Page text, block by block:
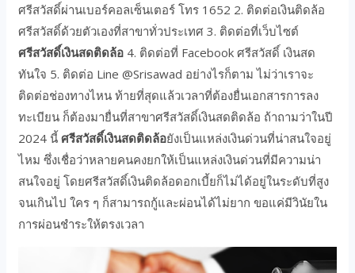
ศรีสวัสดิ์ผ่านเบอร์คอลเซ็นเตอร์ โทร 1652 2. ติดต่อเงินติดล้อ
ศรีสวัสดิ์ด้วยตัวเองที่สาขาทั่วประเทศ 3. ติดต่อที่เว็บไซต์
ศรีสวัสดิ์เงินสดติดล้อ 4. ติดต่อที่ Facebook ศรีสวัสดิ์ เงินสด
ทันใจ 5. ติดต่อ Line @Srisawad อย่างไรก็ตาม ไม่ว่าเราจะ
ติดต่อช่องทางไหน ท้ายที่สุดแล้วเวลาที่ต้องยื่นเอกสารการลง
ทะเบียน ก็ต้องมายื่นที่สาขาศรีสวัสดิ์เงินสดติดล้อ ถ้าถามว่าในปี
2024 นี้ศรีสวัสดิ์เงินสดติดล้อยังเป็นแหล่งเงินด่วนที่น่าสนใจอยู่
ไหม ซึ่งเชื่อว่าหลายคนคงยกให้เป็นแหล่งเงินด่วนที่มีความน่า
สนใจอยู่ โดยศรีสวัสดิ์เงินติดล้อดอกเบี้ยก็ไม่ได้อยู่ในระดับที่สูง
จนเกินไป ใคร ๆ ก็สามารถกู้และผ่อนได้ไม่ยาก ขอแค่มีวินัยใน
การผ่อนชำระให้ตรงเวลา